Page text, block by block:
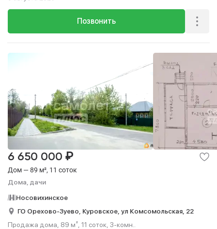
Позвонить
Дом — 89 м², 11 соток
Дома, дачи
6 650 000 ₽
Носовихинское
ГО Орехово-Зуево, Куровское, ул Комсомольская, 22
Продажа дома, 89 м², 11 соток, 3-комн..